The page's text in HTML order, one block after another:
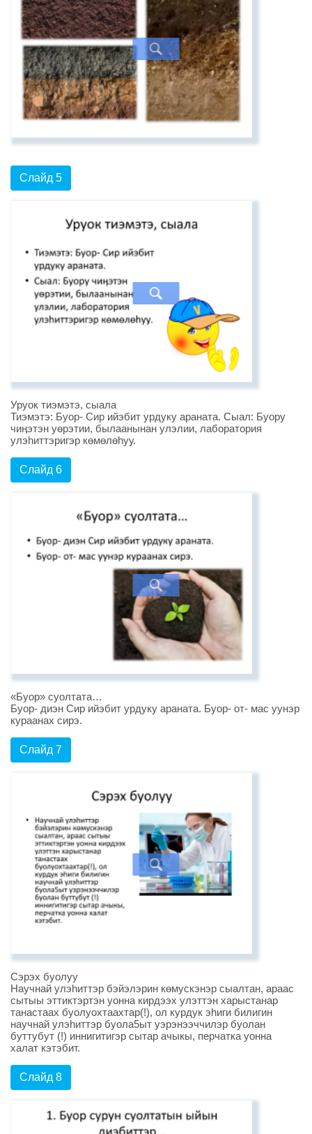
Слайд 5
Уруок тиэмэтэ, сыала
Тиэмэтэ: Буор- Сир ийэбит урдуку араната. Сыал: Буору
чиӊэтэн уөрэтии, былаанынан улэлии, лаборатория
улэhиттэригэр көмөлөhуу.
Слайд 6
«Буор» суолтата…
Буор- диэн Сир ийэбит урдуку араната. Буор- от- мас уунэр
кураанах сирэ.
Слайд 7
Сэрэх буолуу
Научнай улэhиттэр бэйэлэрин көмускэнэр сыалтан, араас
сытыы эттиктэртэн уонна кирдээх улэттэн харыстанар
танастаах буолуохтаахтар(!), ол курдук эhиги билигин
научнай улэhиттэр буола5ыт уэрэнээччилэр буолан
буттубут (!) иннигитигэр сытар ачыкы, перчатка уонна
халат кэтэбит.
Слайд 8